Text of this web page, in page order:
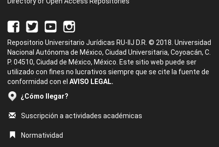
Repositorio Universitario Jurídicas RU-IIJ D.R. © 2018. Universidad
Nacional Autónoma de México, Ciudad Universitaria, Coyoacán, C.
P. 04510, Ciudad de México, México. Este sitio web puede ser
utilizado con fines no lucrativos siempre que se cite la fuente de
conformidad con el AVISO LEGAL.
¿Cómo llegar?
Suscripción a actividades académicas
Normatividad